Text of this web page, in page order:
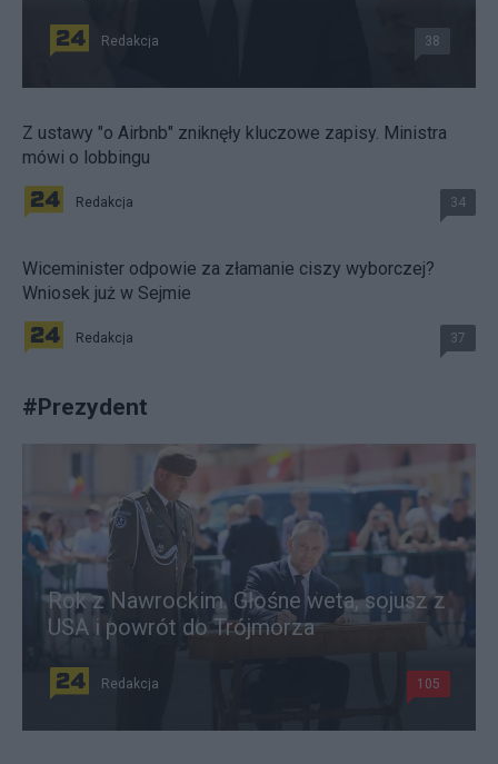
Redakcja 38
Z ustawy "o Airbnb" zniknęły kluczowe zapisy. Ministra
mówi o lobbingu
Redakcja 34
Wiceminister odpowie za złamanie ciszy wyborczej?
Wniosek już w Sejmie
Redakcja 37
#Prezydent
Rok z Nawrockim. Głośne weta, sojusz z
USA i powrót do Trójmorza
Redakcja 105